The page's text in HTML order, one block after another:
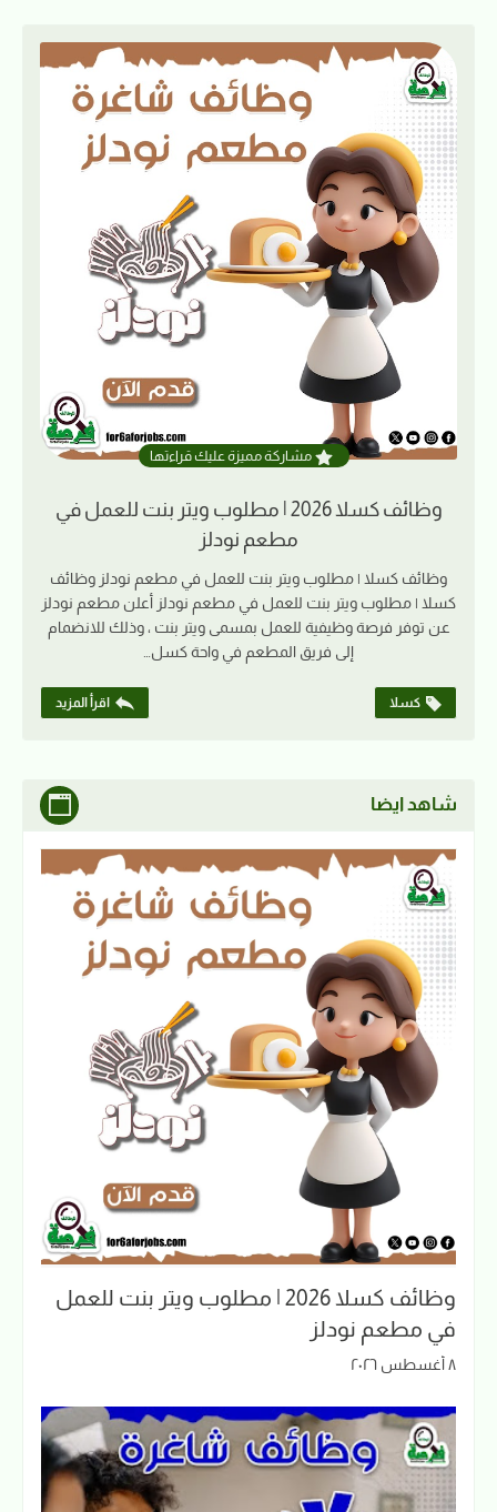
مشاركة مميزة عليك قراءتها
وظائف كسلا 2026 | مطلوب ويتر بنت للعمل في
مطعم نودلز
وظائف كسلا | مطلوب ويتر بنت للعمل في مطعم نودلز وظائف
كسلا | مطلوب ويتر بنت للعمل في مطعم نودلز أعلن مطعم نودلز
عن توفر فرصة وظيفية للعمل بمسمى ويتر بنت ، وذلك للانضمام
إلى فريق المطعم في واحة كسل…
كسلا اقرأ المزيد
شاهد ايضا
وظائف كسلا 2026 | مطلوب ويتر بنت للعمل
في مطعم نودلز
٨ أغسطس ٢٠٢٦